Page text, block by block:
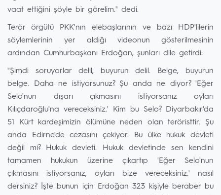
vaat ettiğini şöyle bir görelim." dedi.
Terör örgütü PKK'nın elebaşlarının ve bazı HDP'lilerin
söylemlerinin yer aldığı videonun gösterilmesinin
ardından Cumhurbaşkanı Erdoğan, şunları dile getirdi:
"Şimdi soruyorlar delil, buyurun delil. Belge, buyurun
belge. Daha ne istiyorsunuz? Şu anda ne diyor? 'Eğer
Selo'nun dışarı çıkmasını istiyorsanız oyları
Kılıçdaroğlu'na vereceksiniz.' Kim bu Selo? Diyarbakır'da
51 Kürt kardeşimizin ölümüne neden olan teröristtir. Şu
anda Edirne'de cezasını çekiyor. Bu ülke hukuk devleti
değil mi? Hukuk devleti. Hukuk devletinde sen kendini
tamamen hukukun üzerine çıkartıp 'Eğer Selo'nun
çıkmasını istiyorsanız, oyları bize vereceksiniz.' nasıl
dersiniz? İşte bunun için Erdoğan 323 kişiyle beraber bu